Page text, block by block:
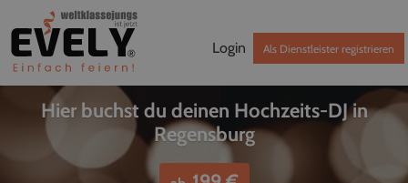
Login Als Dienstleister registrieren
Hier buchst du deinen Hochzeits-DJ in
Regensburg